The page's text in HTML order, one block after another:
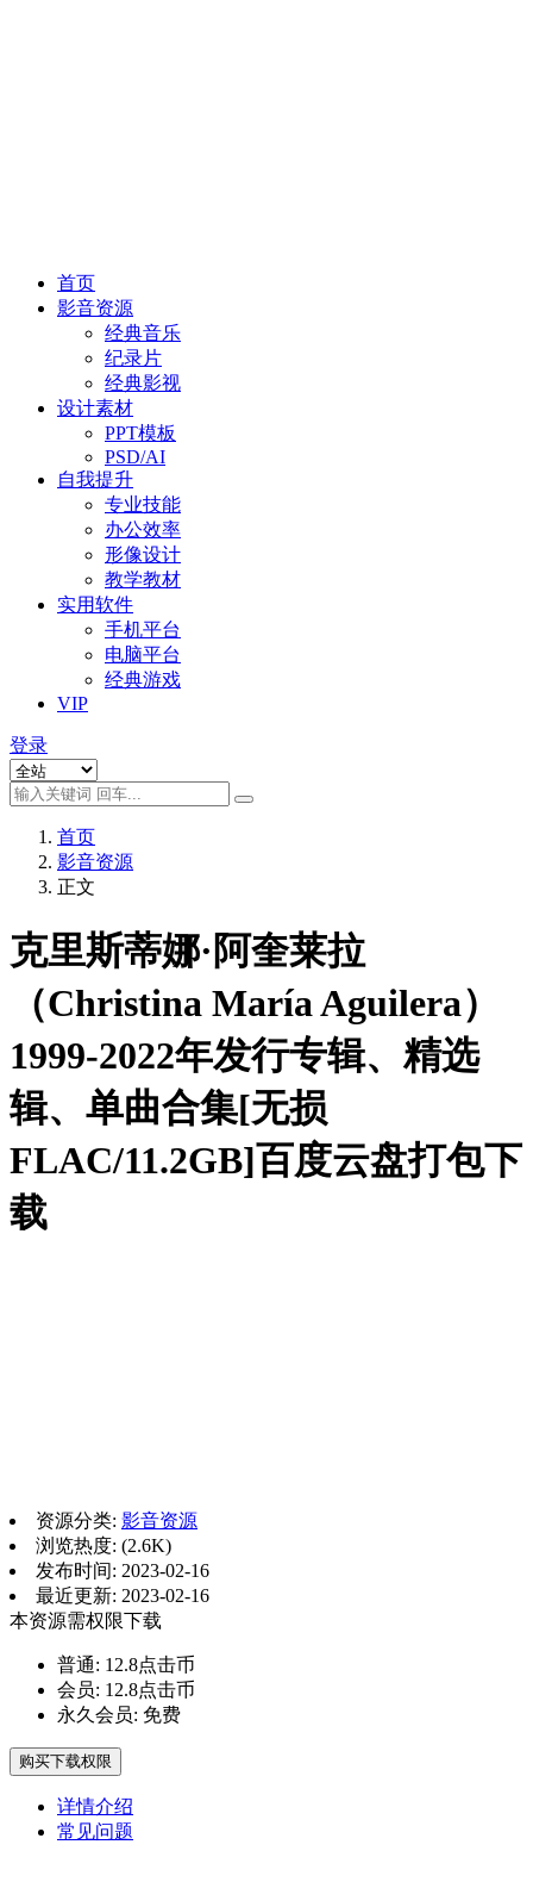
首页
影音资源
经典音乐
纪录片
经典影视
设计素材
PPT模板
PSD/AI
自我提升
专业技能
办公效率
形像设计
教学教材
实用软件
手机平台
电脑平台
经典游戏
VIP
登录
首页
影音资源
正文
克里斯蒂娜·阿奎莱拉
（Christina María Aguilera）
1999-2022年发行专辑、精选
辑、单曲合集[无损
FLAC/11.2GB]百度云盘打包下
载
资源分类: 影音资源
浏览热度: (2.6K)
发布时间: 2023-02-16
最近更新: 2023-02-16
本资源需权限下载
普通: 12.8点击币
会员: 12.8点击币
永久会员: 免费
购买下载权限
详情介绍
常见问题